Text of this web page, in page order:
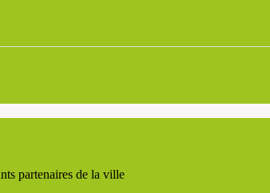
partenaires de la ville